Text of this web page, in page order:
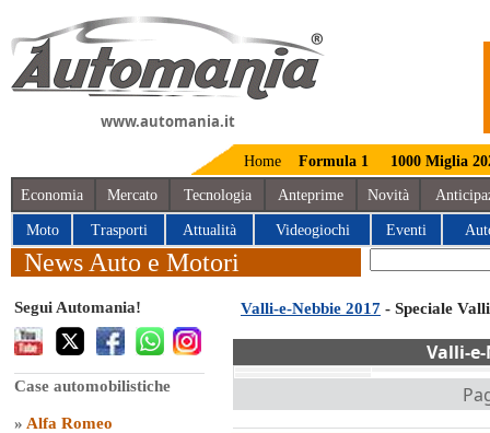
www.automania.it
Home Formula 1 1000 Miglia
Economia Mercato Tecnologia Anteprime Novità
Moto Trasporti Attualità Videogiochi Eventi
News Auto e Motori
Segui Automania!
Case automobilistiche
» Alfa Romeo
Valli-e-Nebbie 2017 - Speciale
Valli-e-